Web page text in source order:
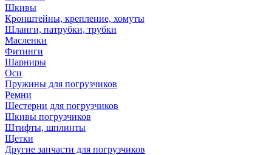
Шкивы
Кронштейны, крепление, хомуты
Шланги, патрубки, трубки
Масленки
Фитинги
Шарниры
Оси
Пружины для погрузчиков
Ремни
Шестерни для погрузчиков
Шкивы погрузчиков
Штифты, шплинты
Щетки
Другие запчасти для погрузчиков